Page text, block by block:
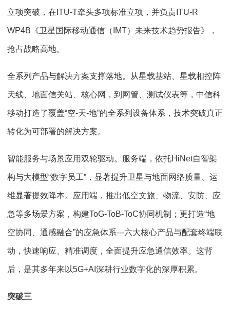
立项突破，在ITU-T牵头多项标准立项，并负责ITU-R
WP4B《卫星国际移动通信（IMT）未来技术趋势报告》，
抢占战略高地。
全系列产品与解决方案支撑落地。从星载基站、星载相控阵
天线、地面信关站、核心网，到网管、测试仪表等，中信科
移动打造了覆盖“空-天-地”的全系列设备体系，技术突破真正
转化为可部署的解决方案。
智能服务与场景应用双轮驱动。服务端，依托HiNet自智架
构与大模型“数字员工”，显著提升卫星与地面网络质量、运
维显著提效降本。应用端，推出低空文旅、物流、安防、应
急等多场景方案，构建ToG-ToB-ToC协同机制；更打造“地
空协同、通感融合”的应急体系---六大核心产品与配套终端联
动，快速响应、精准调度，全面提升应急通信效率。这背
后，是其多年来以5G+AI深耕行业数字化的深厚积累。
突破三